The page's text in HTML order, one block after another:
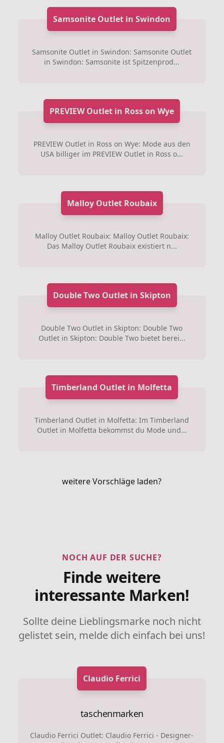
Samsonite Outlet in Swindon
Samsonite Outlet in Swindon: Samsonite Outlet
in Swindon: Samsonite ist Spitzenprod...
PREVIEW Outlet in Ross on Wye
PREVIEW Outlet in Ross on Wye: Mode aus den
USA billiger im PREVIEW Outlet in Ross o...
Malloy Outlet Roubaix
Malloy Outlet Roubaix: Malloy Outlet Roubaix:
Das Malloy Outlet Roubaix existiert n...
Double Two Outlet in Skipton
Double Two Outlet in Skipton: Double Two
Outlet in Skipton: Double Two bietet berei...
Timberland Outlet in Molfetta
Timberland Outlet in Molfetta: Im Timberland
Outlet in Molfetta bekommst du Mode und...
weitere Vorschläge laden?
NOCH AUF DER SUCHE?
Finde weitere
interessante Marken!
Sollte deine Lieblingsmarke noch nicht
gelistet sein, melde dich einfach bei uns!
Claudio Ferrici
taschenmarken
Claudio Ferrici Outlet: Claudio Ferrici - Designer-